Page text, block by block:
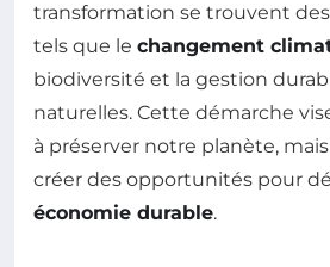
transformation se trouvent
tels que le changement
biodiversité et la gestion
naturelles. Cette démarche
à préserver notre planète,
créer des opportunités pour
économie durable.